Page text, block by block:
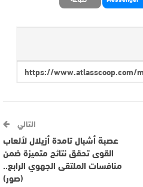
التالي
عصبة أشبال تامدة أزيلال لألعاب
القوى تحقق نتائج متميزة ضمن
منافسات الملتقى الجهوي الرابع..
(صور)